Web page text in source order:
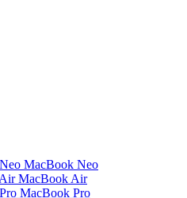
MacBook Neo
MacBook Air
MacBook Pro